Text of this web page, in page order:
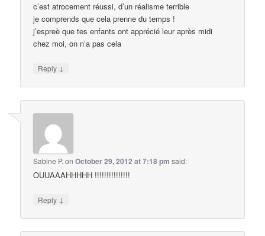
c’est atrocement réussi, d’un réalisme terrible
je comprends que cela prenne du temps !
j’espreè que tes enfants ont apprécié leur après midi
chez moi, on n’a pas cela
Reply ↓
Sabine P. onOctober 29, 2012 at 7:18 pm said:
OUUAAAHHHHH !!!!!!!!!!!!!!!
Reply ↓